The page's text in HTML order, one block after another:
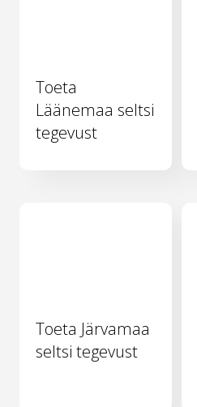
Toeta
Läänemaa seltsi
tegevust
Toeta Järvamaa
seltsi tegevust